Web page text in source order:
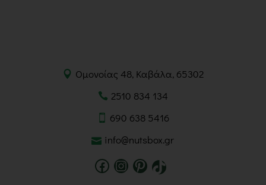
Ομονοίας 48, Καβάλα, 65302
2510 834 134
690 638 5416
info@nutsbox.gr